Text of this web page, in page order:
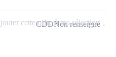
CDDNon renseigné
cette offre à ma sélection